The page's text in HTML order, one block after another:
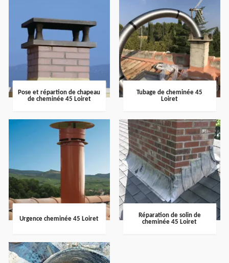
Pose et répartion de chapeau
de cheminée 45 Loiret
Tubage de cheminée 45
Loiret
Urgence cheminée 45 Loiret
Réparation de solin de
cheminée 45 Loiret